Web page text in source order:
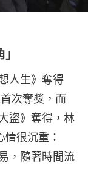
人生》奪得
次奪獎，而
盜》奪得，林
很沉重：
，隨著時間流